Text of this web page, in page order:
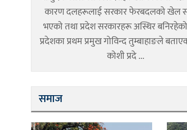
कारण दलहरूलाई सरकार फेरबदलको खेल
भएको तथा प्रदेश सरकारहरू अस्थिर
प्रदेशका प्रथम प्रमुख गोविन्द तुम्बाहाङले
कोशी प्रदे ...
समाज